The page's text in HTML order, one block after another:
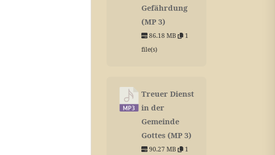
Gefährdung
(MP 3)
86.18 MB
1
file(s)
Treuer Dienst
in der
Gemeinde
Gottes (MP 3)
90.27 MB
1